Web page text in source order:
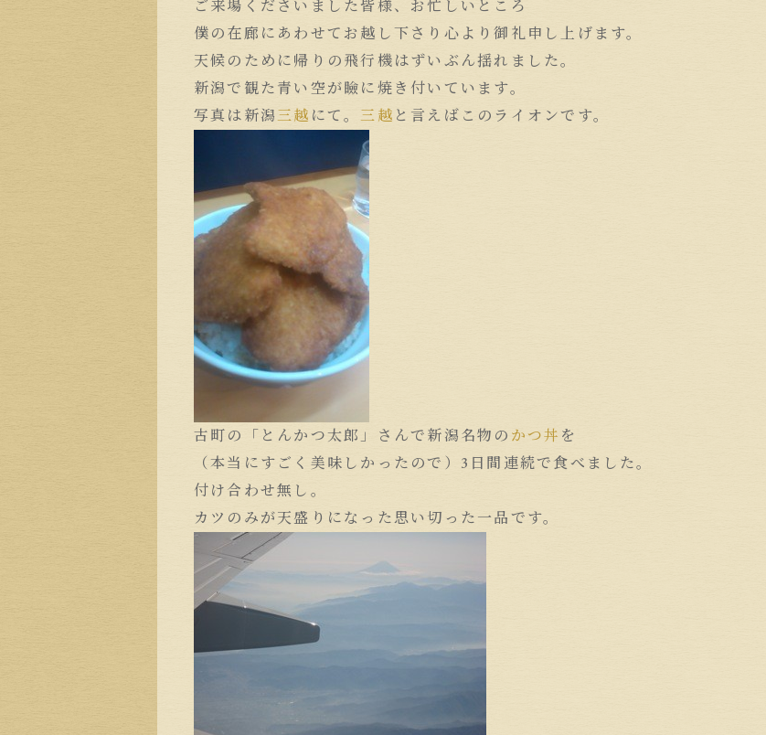
ご来場くださいました皆様、お忙しいところ
僕の在廊にあわせてお越し下さり心より御礼申し上げます。
天候のために帰りの飛行機はずいぶん揺れました。
新潟で観た青い空が瞼に焼き付いています。
写真は新潟三越 にて。三越 と言えばこのライオンです。
古町の「とんかつ太郎」さんで新潟名物の かつ丼 を
（本当にすごく美味しかったので）3日間連続で食べました。
付け合わせ無し。
カツのみが天盛りになった思い切った一品です。